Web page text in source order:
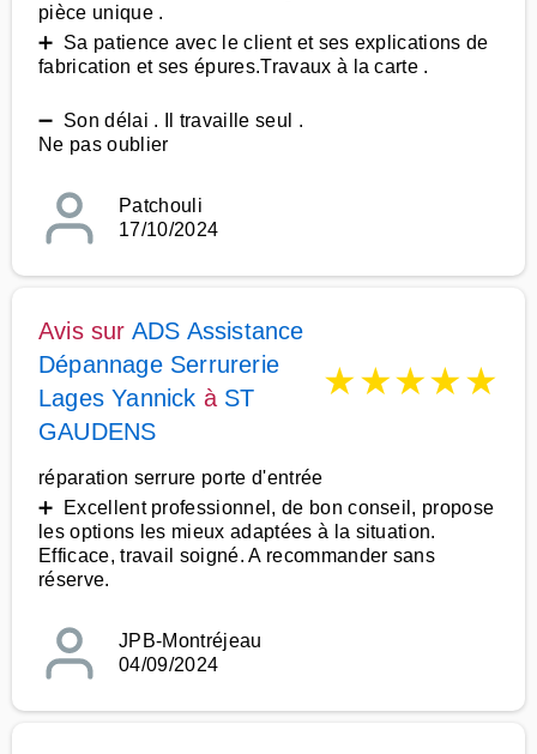
pièce unique .
➕ Sa patience avec le client et ses explications de
fabrication et ses épures.Travaux à la carte .
➖ Son délai . Il travaille seul .
Ne pas oublier
Patchouli
17/10/2024
Avis sur ADS Assistance
Dépannage Serrurerie
Lages Yannick à ST
GAUDENS
★★★★★
réparation serrure porte d'entrée
➕ Excellent professionnel, de bon conseil, propose
les options les mieux adaptées à la situation.
Efficace, travail soigné. A recommander sans
réserve.
JPB-Montréjeau
04/09/2024